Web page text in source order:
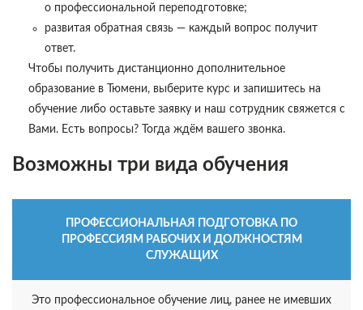
о профессиональной переподготовке;
развитая обратная связь — каждый вопрос получит
ответ.
Чтобы получить дистанционно дополнительное
образование в Тюмени, выберите курс и запишитесь на
обучение либо оставьте заявку и наш сотрудник свяжется с
Вами. Есть вопросы? Тогда ждём вашего звонка.
Возможны три вида обучения
ПРОФЕССИОНАЛЬНАЯ ПОДГОТОВКА ПО
ПРОФЕССИЯМ РАБОЧИХ И ДОЛЖНОСТЯМ
СЛУЖАЩИХ
Это профессиональное обучение лиц, ранее не имевших